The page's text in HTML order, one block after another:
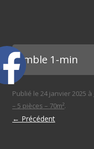
comble 1-min
Publié le 24 janvier 2025 à
– 5 pièces – 70m².
← Précédent